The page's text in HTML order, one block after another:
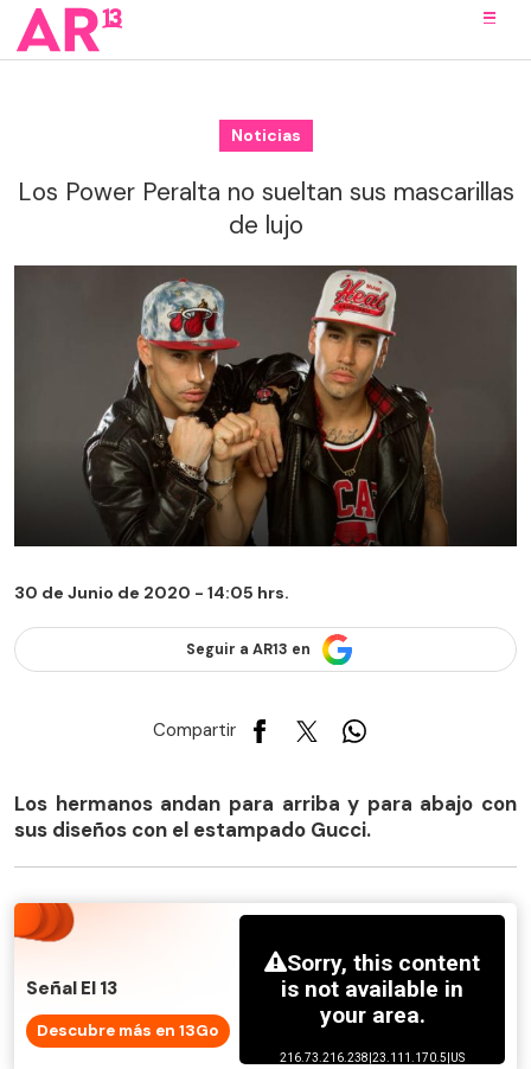
Noticias
Los Power Peralta no sueltan sus mascarillas
de lujo
30 de Junio de 2020 - 14:05 hrs.
Seguir a AR13 en
Compartir
Los hermanos andan para arriba y para abajo con
sus diseños con el estampado Gucci.
Señal El 13
Descubre más en 13Go